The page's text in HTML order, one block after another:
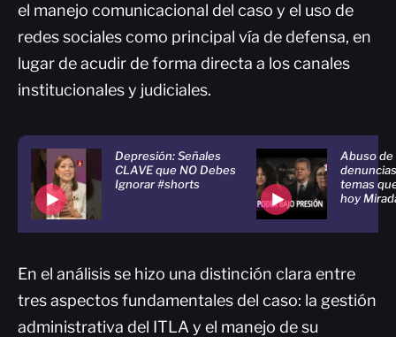
el manejo comunicacional del caso y el uso de
redes sociales como principal vía de defensa, en
lugar de acudir de forma directa a los canales
institucionales y judiciales.
Depresión: Señales
CLAVE que NO Debes
Ignorar #shorts
Abuso de
temas
hoy
En el análisis se hizo una distinción clara entre
tres aspectos fundamentales del caso: la gestión
administrativa del ITLA y el manejo de su